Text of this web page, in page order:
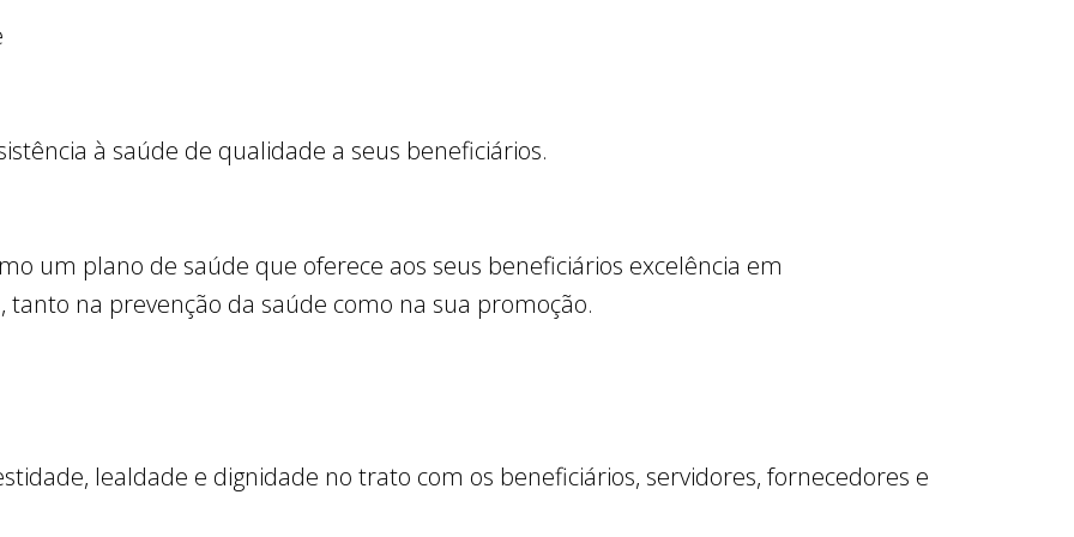
à saúde de qualidade a seus beneficiários.
um plano de saúde que oferece aos seus beneficiários excelência em
na prevenção da saúde como na sua promoção.
lealdade e dignidade no trato com os beneficiários, servidores, fornecedores e